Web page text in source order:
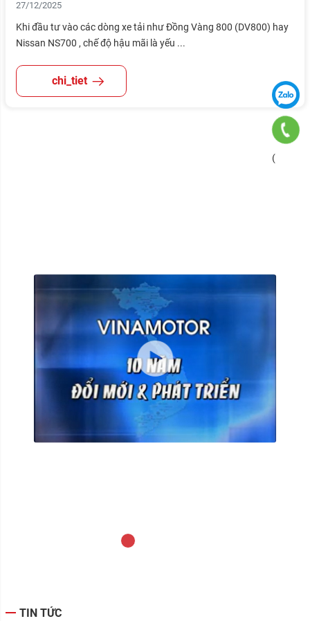
27/12/2025
Khi đầu tư vào các dòng xe tải như Đồng Vàng 800 (DV800) hay
Nissan NS700 , chế độ hậu mãi là yếu ...
chi_tiet
TIN TỨC
(